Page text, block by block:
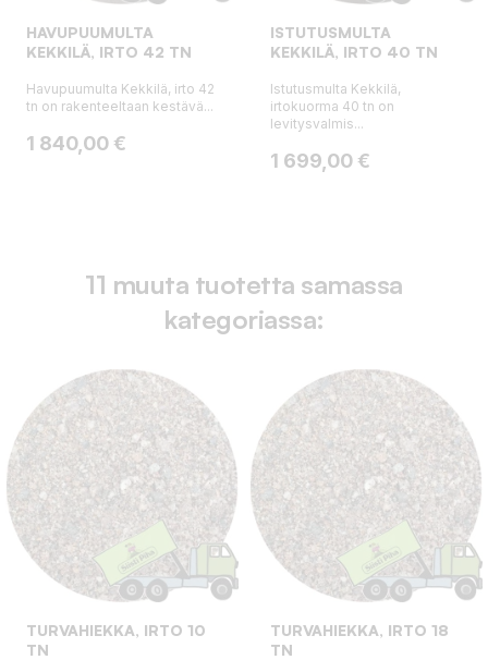
HAVUPUUMULTA
KEKKILÄ, IRTO 42 TN
Havupuumulta Kekkilä, irto 42
tn on rakenteeltaan kestävä...
Hinta
1 840,00 €
ISTUTUSMULTA
KEKKILÄ, IRTO 40 TN
Istutusmulta Kekkilä,
irtokuorma 40 tn on
levitysvalmis...
Hinta
1 699,00 €
11 muuta tuotetta samassa
kategoriassa:
TURVAHIEKKA, IRTO 10
TN
TURVAHIEKKA, IRTO 18
TN